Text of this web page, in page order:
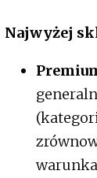
Najwyżej